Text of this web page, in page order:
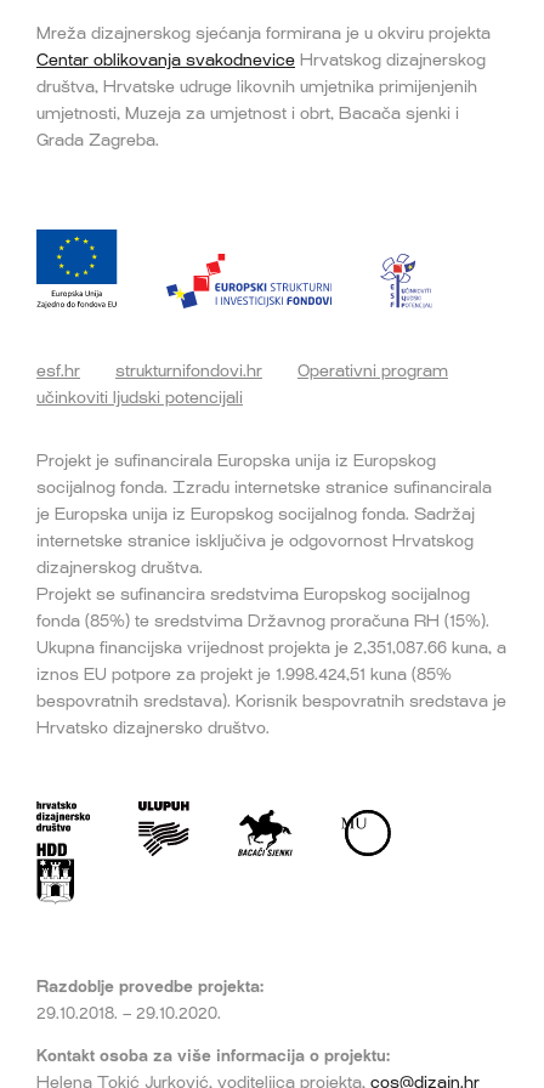
Mreža dizajnerskog sjećanja formirana je u okviru projekta
Centar oblikovanja svakodnevice Hrvatskog dizajnerskog
društva, Hrvatske udruge likovnih umjetnika primijenjenih
umjetnosti, Muzeja za umjetnost i obrt, Bacača sjenki i
Grada Zagreba.
esf.hr strukturnifondovi.hr
Operativni program
učinkoviti ljudski potencijali
Projekt je sufinancirala Europska unija iz Europskog
socijalnog fonda. Izradu internetske stranice sufinancirala
je Europska unija iz Europskog socijalnog fonda. Sadržaj
internetske stranice isključiva je odgovornost Hrvatskog
dizajnerskog društva.
Projekt se sufinancira sredstvima Europskog socijalnog
fonda (85%) te sredstvima Državnog proračuna RH (15%).
Ukupna financijska vrijednost projekta je 2,351,087.66 kuna, a
iznos EU potpore za projekt je 1.998.424,51 kuna (85%
bespovratnih sredstava). Korisnik bespovratnih sredstava je
Hrvatsko dizajnersko društvo.
Razdoblje provedbe projekta:
29.10.2018. – 29.10.2020.
Kontakt osoba za više informacija o projektu:
Helena Tokić Jurković, voditeljica projekta, cos@dizajn.hr